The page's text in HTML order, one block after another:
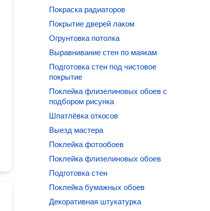
Покраска радиаторов
Покрытие дверей лаком
Огрунтовка потолка
Выравнивание стен по маякам
Подготовка стен под чистовое
покрытие
Поклейка флизелиновых обоев с
подбором рисунка
Шпатлёвка откосов
Выезд мастера
Поклейка фотообоев
Поклейка флизелиновых обоев
Подготовка стен
Поклейка бумажных обоев
Декоративная штукатурка